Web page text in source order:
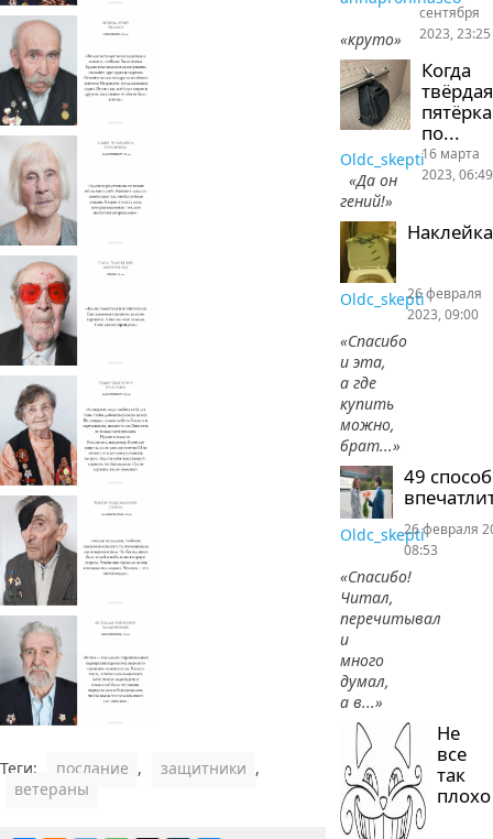
Теги: послание , защитники ,
ветераны
«круто»
сентября
2023, 23:25
Когда
твёрдая
пятёрка
по...
Oldc_skepti
«Да он
гений!»
16 марта
2023, 06:49
Наклейка
Oldc_skepti
«Спасибо
и эта,
а где
купить
можно,
брат...»
26 февраля
2023, 09:00
49
Oldc_skepti
«Спасибо!
Читал,
перечитывал
и
много
думал,
а в...»
26 февраля
08:53
Не
все
так
плохо